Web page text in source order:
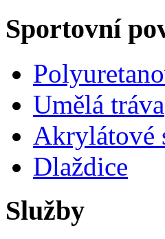
Sportovní
Umělá tráva
Akrylátové
Dlaždice
Služby